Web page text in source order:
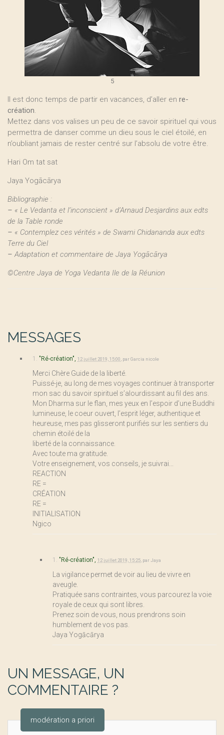
5
Il est donc temps de partir en vacances, d’aller en re-
création.
Mettez dans vos valises un peu de ce savoir spirituel qui vous
permettra de danser comme un dieu sous le ciel étoilé, en
n’oubliant jamais de rester centré sur l’absolu de votre être.
Hari Om tat sat
Jaya Yogācārya
Bibliographie :
– « Le Vedanta et l’inconscient » d’Arnaud Desjardins aux edts
de la Table ronde
– « Contemplez ces vérités » de Swami Chidananda aux edts
Terre du Ciel
– Adaptation et commentaire de Jaya Yogācārya
©Centre Jaya de Yoga Vedanta Ile de la Réunion
MESSAGES
1. "Ré-création", 12 juillet 2019, 15:00 parGarcia nicole
Merci Chère Guide de la liberté.
Puissé-je, au long de mes voyages continuer à transporter
mon sac du savoir spirituel s’alourdissant au fil des ans.
Mon Dharma sur le flan, mes yeux en l’espoir d’une Buddhi
lumineuse, le coeur ouvert, l’esprit léger, authentique et
heureuse, mes pas glisseront purifiés sur les sentiers du
chemin étoilé de la
liberté de la connaissance.
Avec toute ma gratitude.
Votre enseignement, vos conseils, je suivrai...
REACTION
RE =
CRÉATION
RE =
INITIALISATION
Ngico
1. "Ré-création", 12 juillet 2019, 15:25 parJaya
La vigilance permet de voir au lieu de vivre en
aveugle.
Pratiquée sans contraintes, vous parcourez la voie
royale de ceux qui sont libres.
Prenez soin de vous, nous prendrons soin
humblement de vos pas.
Jaya Yogācārya
UN MESSAGE, UN
COMMENTAIRE ?
modération a priori